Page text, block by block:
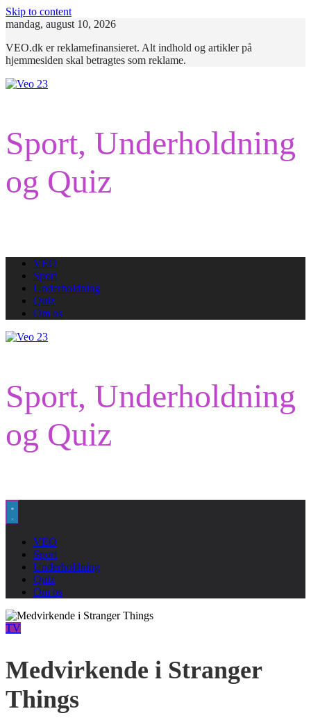
Skip to content
mandag, august 10, 2026
VEO.dk er reklamefinansieret. Alt indhold og artikler på
hjemmesiden skal betragtes som reklame.
Sport, Underholdning
og Quiz
VEO
Sport
Underholdning
Quiz
Om os
Sport, Underholdning
og Quiz
VEO
Sport
Underholdning
Quiz
Om os
TV
Medvirkende i Stranger
Things